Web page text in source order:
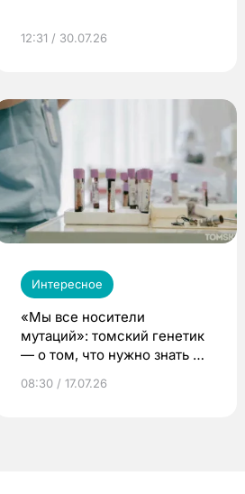
12:31 / 30.07.26
Интересное
«Мы все носители
мутаций»: томский генетик
— о том, что нужно знать до
08:30 / 17.07.26